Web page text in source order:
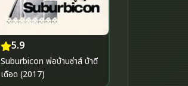
5.9
Suburbicon พ่อบ้านซ่าส์ บ้าดี
เดือด (2017)